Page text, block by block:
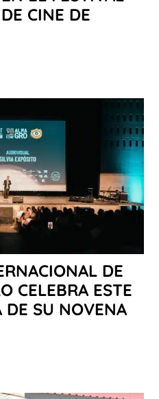
CINE DE
DE
CELEBRA ESTE
DE SU NOVENA